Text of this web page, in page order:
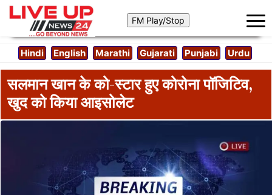
Hindi English Marathi Gujarati Punjabi Urdu
सलमान खान के को-स्टार हुए कोरोना पॉजिटिव,
खुद को किया आइसोलेट